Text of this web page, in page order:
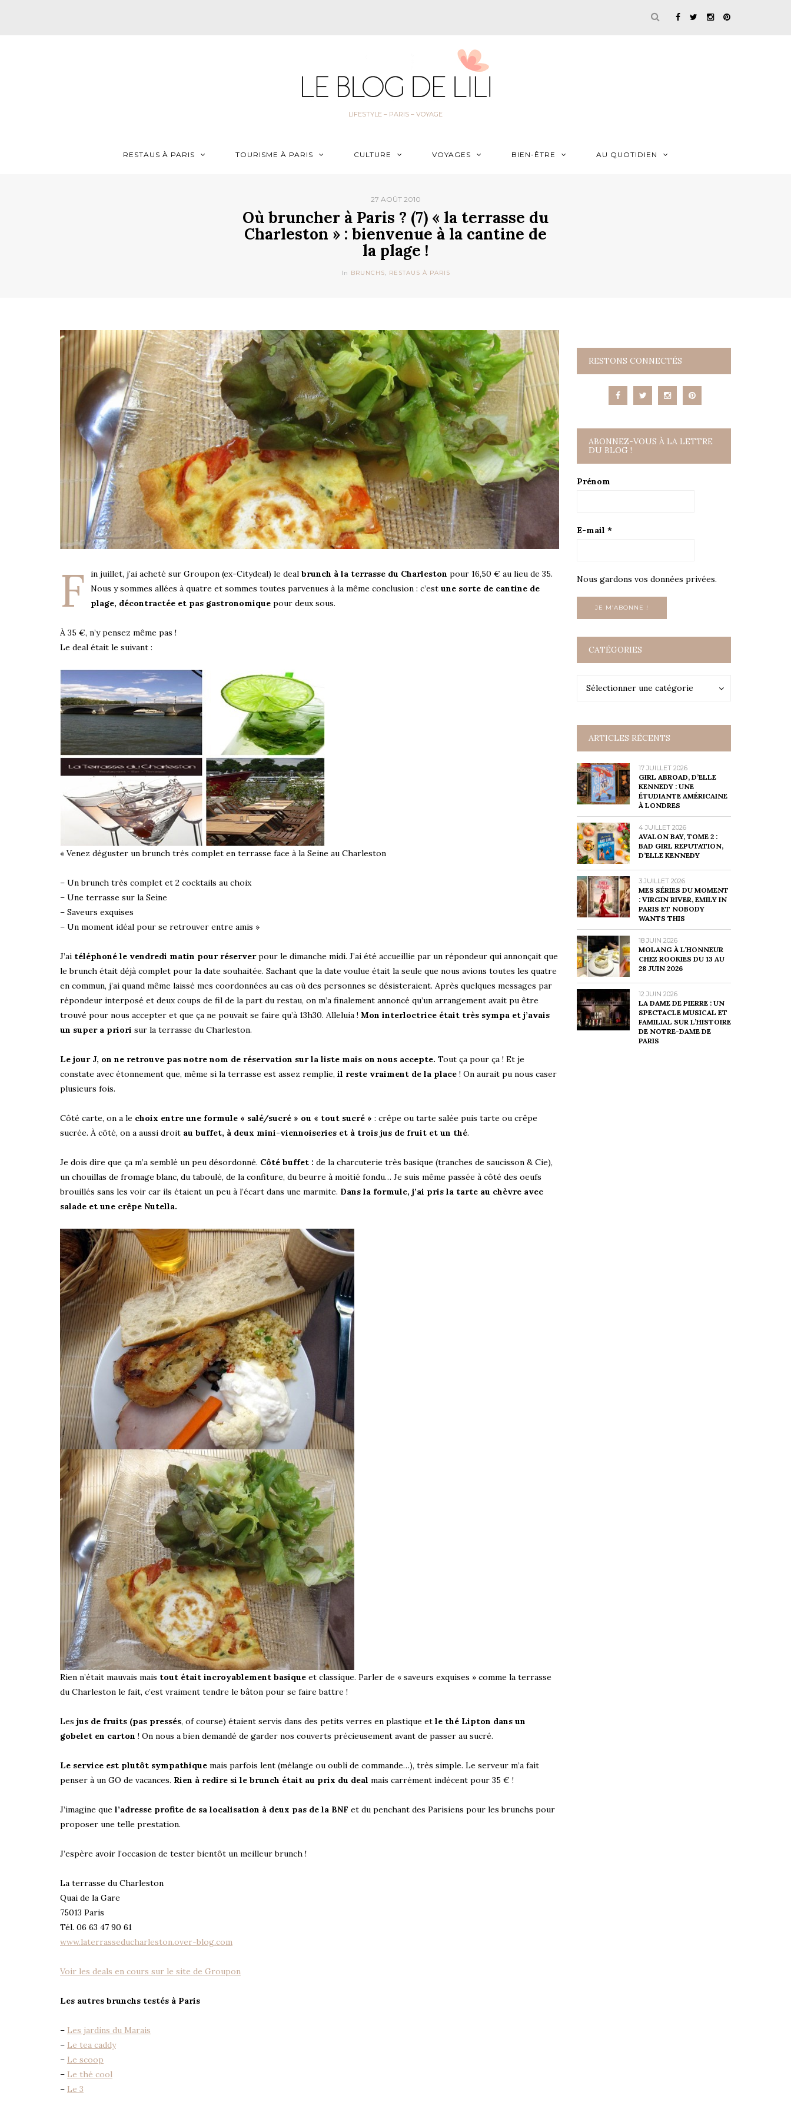
LIFESTYLE – PARIS – VOYAGE
RESTAUS À PARIS TOURISME À PARIS CULTURE VOYAGES BIEN-ÊTRE AU QUOTIDIEN
27 AOÛT 2010
Où bruncher à Paris ? (7) « la terrasse du
Charleston » : bienvenue à la cantine de
la plage !
In BRUNCHS, RESTAUS À PARIS
F in juillet, j’ai acheté sur Groupon (ex-Citydeal) le deal brunch à la terrasse du Charleston pour 16,50 € au lieu de 35.
Nous y sommes allées à quatre et sommes toutes parvenues à la même conclusion : c’est une sorte de cantine de
plage, décontractée et pas gastronomique pour deux sous.
À 35 €, n’y pensez même pas !
Le deal était le suivant :
« Venez déguster un brunch très complet en terrasse face à la Seine au Charleston
– Un brunch très complet et 2 cocktails au choix
– Une terrasse sur la Seine
– Saveurs exquises
– Un moment idéal pour se retrouver entre amis »
J’ai téléphoné le vendredi matin pour réserverpour le dimanche midi. J’ai été accueillie par un répondeur qui annonçait que
le brunch était déjà complet pour la date souhaitée. Sachant que la date voulue était la seule que nous avions toutes les quatre
en commun, j’ai quand même laissé mes coordonnées au cas où des personnes se désisteraient. Après quelques messages par
répondeur interposé et deux coups de fil de la part du restau, on m’a finalement annoncé qu’un arrangement avait pu être
trouvé pour nous accepter et que ça ne pouvait se faire qu’à 13h30. Alleluia ! Mon interloctrice était très sympa et j’avais
un super a priori sur la terrasse du Charleston.
Le jour J, on ne retrouve pas notre nom de réservation sur la liste mais on nous accepte. Tout ça pour ça ! Et je
constate avec étonnement que, même si la terrasse est assez remplie, il reste vraiment de la place ! On aurait pu nous caser
plusieurs fois.
Côté carte, on a le choix entre une formule « salé/sucré » ou « tout sucré » : crêpe ou tarte salée puis tarte ou crêpe
sucrée. À côté, on a aussi droit au buffet, à deux mini-viennoiseries et à trois jus de fruit et un thé.
Je dois dire que ça m’a semblé un peu désordonné. Côté buffet : de la charcuterie très basique (tranches de saucisson & Cie),
un chouillas de fromage blanc, du taboulé, de la confiture, du beurre à moitié fondu… Je suis même passée à côté des oeufs
brouillés sans les voir car ils étaient un peu à l’écart dans une marmite. Dans la formule, j’ai pris la tarte au chèvre avec
salade et une crêpe Nutella.
Rien n’était mauvais mais tout était incroyablement basique et classique. Parler de « saveurs exquises » comme la terrasse
du Charleston le fait, c’est vraiment tendre le bâton pour se faire battre !
Les jus de fruits (pas pressés, of course) étaient servis dans des petits verres en plastique et le thé Lipton dans un
gobelet en carton ! On nous a bien demandé de garder nos couverts précieusement avant de passer au sucré.
Le service est plutôt sympathique mais parfois lent (mélange ou oubli de commande…), très simple. Le serveur m’a fait
penser à un GO de vacances. Rien à redire si le brunch était au prix du deal mais carrément indécent pour 35 € !
J’imagine que l’adresse profite de sa localisation à deux pas de la BNF et du penchant des Parisiens pour les brunchs pour
proposer une telle prestation.
J’espère avoir l’occasion de tester bientôt un meilleur brunch !
La terrasse du Charleston
Quai de la Gare
75013 Paris
Tél. 06 63 47 90 61
www.laterrasseducharleston.over-blog.com
Voir les deals en cours sur le site de Groupon
Les autres brunchs testés à Paris
– Les jardins du Marais
– Le tea caddy
– Le scoop
– Le thé cool
– Le 3
RESTONS CONNECTÉS
ABONNEZ-VOUS À LA LETTRE
DU BLOG !
Prénom
E-mail *
Nous gardons vos données privées.
CATÉGORIES
Sélectionner une catégorie
Catégories
ARTICLES RÉCENTS
17 JUILLET 2026
GIRL ABROAD, D’ELLE
KENNEDY : UNE
ÉTUDIANTE AMÉRICAINE
À LONDRES
4 JUILLET 2026
AVALON BAY, TOME 2 :
BAD GIRL REPUTATION,
D’ELLE KENNEDY
3 JUILLET 2026
MES SÉRIES DU MOMENT
: VIRGIN RIVER, EMILY IN
PARIS ET NOBODY
WANTS THIS
18 JUIN 2026
MOLANG À L’HONNEUR
CHEZ ROOKIES DU 13 AU
28 JUIN 2026
12 JUIN 2026
LA DAME DE PIERRE : UN
SPECTACLE MUSICAL ET
FAMILIAL SUR L’HISTOIRE
DE NOTRE-DAME DE
PARIS